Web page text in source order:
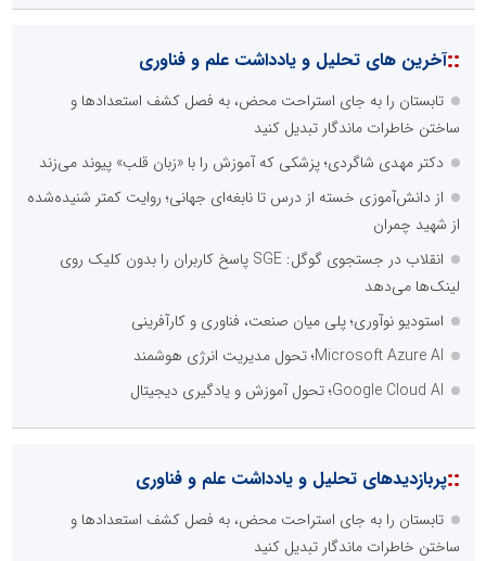
::آخرین های تحلیل و یادداشت علم و فناوری
تابستان را به جای استراحت محض، به فصل کشف استعدادها و
ساختن خاطرات ماندگار تبدیل کنید
دکتر مهدی شاگردی؛ پزشکی که آموزش را با «زبان قلب» پیوند می‌زند
از دانش‌آموزی خسته از درس تا نابغه‌ای جهانی؛ روایت کمتر شنیده‌شده
از شهید چمران
انقلاب در جستجوی گوگل: SGE پاسخ کاربران را بدون کلیک روی
لینک‌ها می‌دهد
استودیو نوآوری؛ پلی میان صنعت، فناوری و کارآفرینی
Microsoft Azure AI؛ تحول مدیریت انرژی هوشمند
Google Cloud AI؛ تحول آموزش و یادگیری دیجیتال
::پربازدیدهای تحلیل و یادداشت علم و فناوری
تابستان را به جای استراحت محض، به فصل کشف استعدادها و
ساختن خاطرات ماندگار تبدیل کنید